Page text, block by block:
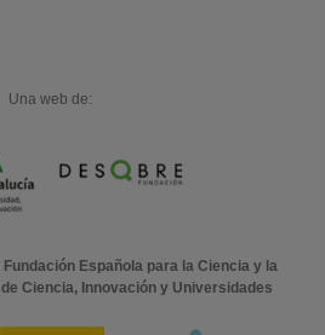
Una web de:
Fundación Española para la Ciencia y la
Ciencia, Innovación y Universidades